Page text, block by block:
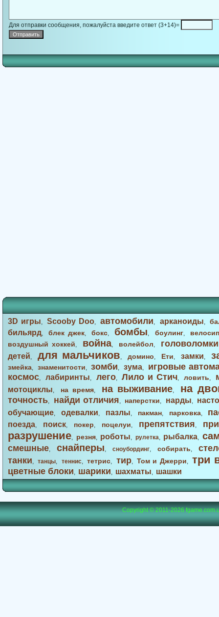
Для отправки сообщения, пожалуйста введите ответ (3+14)=
3D игры,Scooby Doo,автомобили, арканоиды,
бильярд,блек джек,бокс, бомбы, боулинг,
воздушный хоккей, война, волейбол, головоломки
детей, для мальчиков, домино, Ети, замки,
змейка, знаменитости,зомби, зума,
игровые
космос, лабиринты, лего,Лило и Стич,ловить,
мотоциклы, на время, на выживание, на
точность, найди отличия, наперстки, нарды,
обучающие, одевалки, пазлы, пакман, парковка,
поезда, поиск, покер, поцелуи, препятствия,
разрушение, резня, роботы, рулетка, рыбалка,
смешные, снайперы, сноубординг, собирать,
танки,танцы, теннис,тетрис, тир,Том и Джерри, три
цветные блоки, шарики, шахматы, шашки
Copyright © 2011-2026